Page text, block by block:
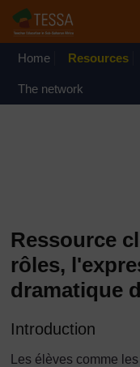
Home Resources
The network
Ressource
rôles,
dramatique
Introduction
Les élèves comme